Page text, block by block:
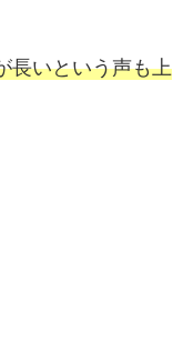
長いという声も上